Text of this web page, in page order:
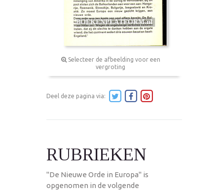
Selecteer de afbeelding voor een
vergroting
Deel deze pagina via:
RUBRIEKEN
"De Nieuwe Orde in Europa" is
opgenomen in de volgende